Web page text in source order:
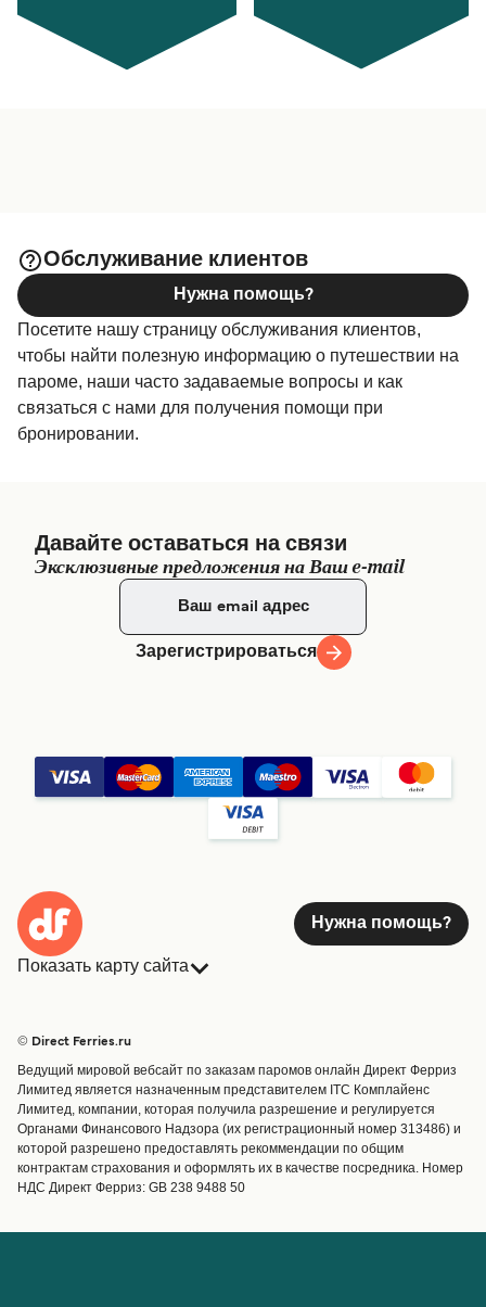
Обслуживание клиентов
Посетите нашу страницу обслуживания клиентов,
чтобы найти полезную информацию о путешествии на
пароме, наши часто задаваемые вопросы и как
связаться с нами для получения помощи при
бронировании.
Нужна помощь?
Давайте оставаться на связи
Эксклюзивные предложения на Ваш e-mail
Зарегистрироваться
Нужна помощь?
Показать карту сайта
Страны
Обслуживание клиентов
Операторы
Маршруты и порты
Special Offers
Предлагает
Паромные билеты
Грузоперевозки
© Direct Ferries.ru
Ведущий мировой вебсайт по заказам паромов онлайн Директ Ферриз
Лимитед является назначенным представителем ITC Комплайенс
Лимитед, компании, которая получила разрешение и регулируется
Органами Финансового Надзора (их регистрационный номер 313486) и
которой разрешено предоставлять рекоммендации по общим
контрактам страхования и оформлять их в качестве посредника. Номер
НДС Директ Ферриз: GB 238 9488 50